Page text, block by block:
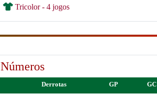
Tricolor - 4 jogos
Números
Derrotas GP GC